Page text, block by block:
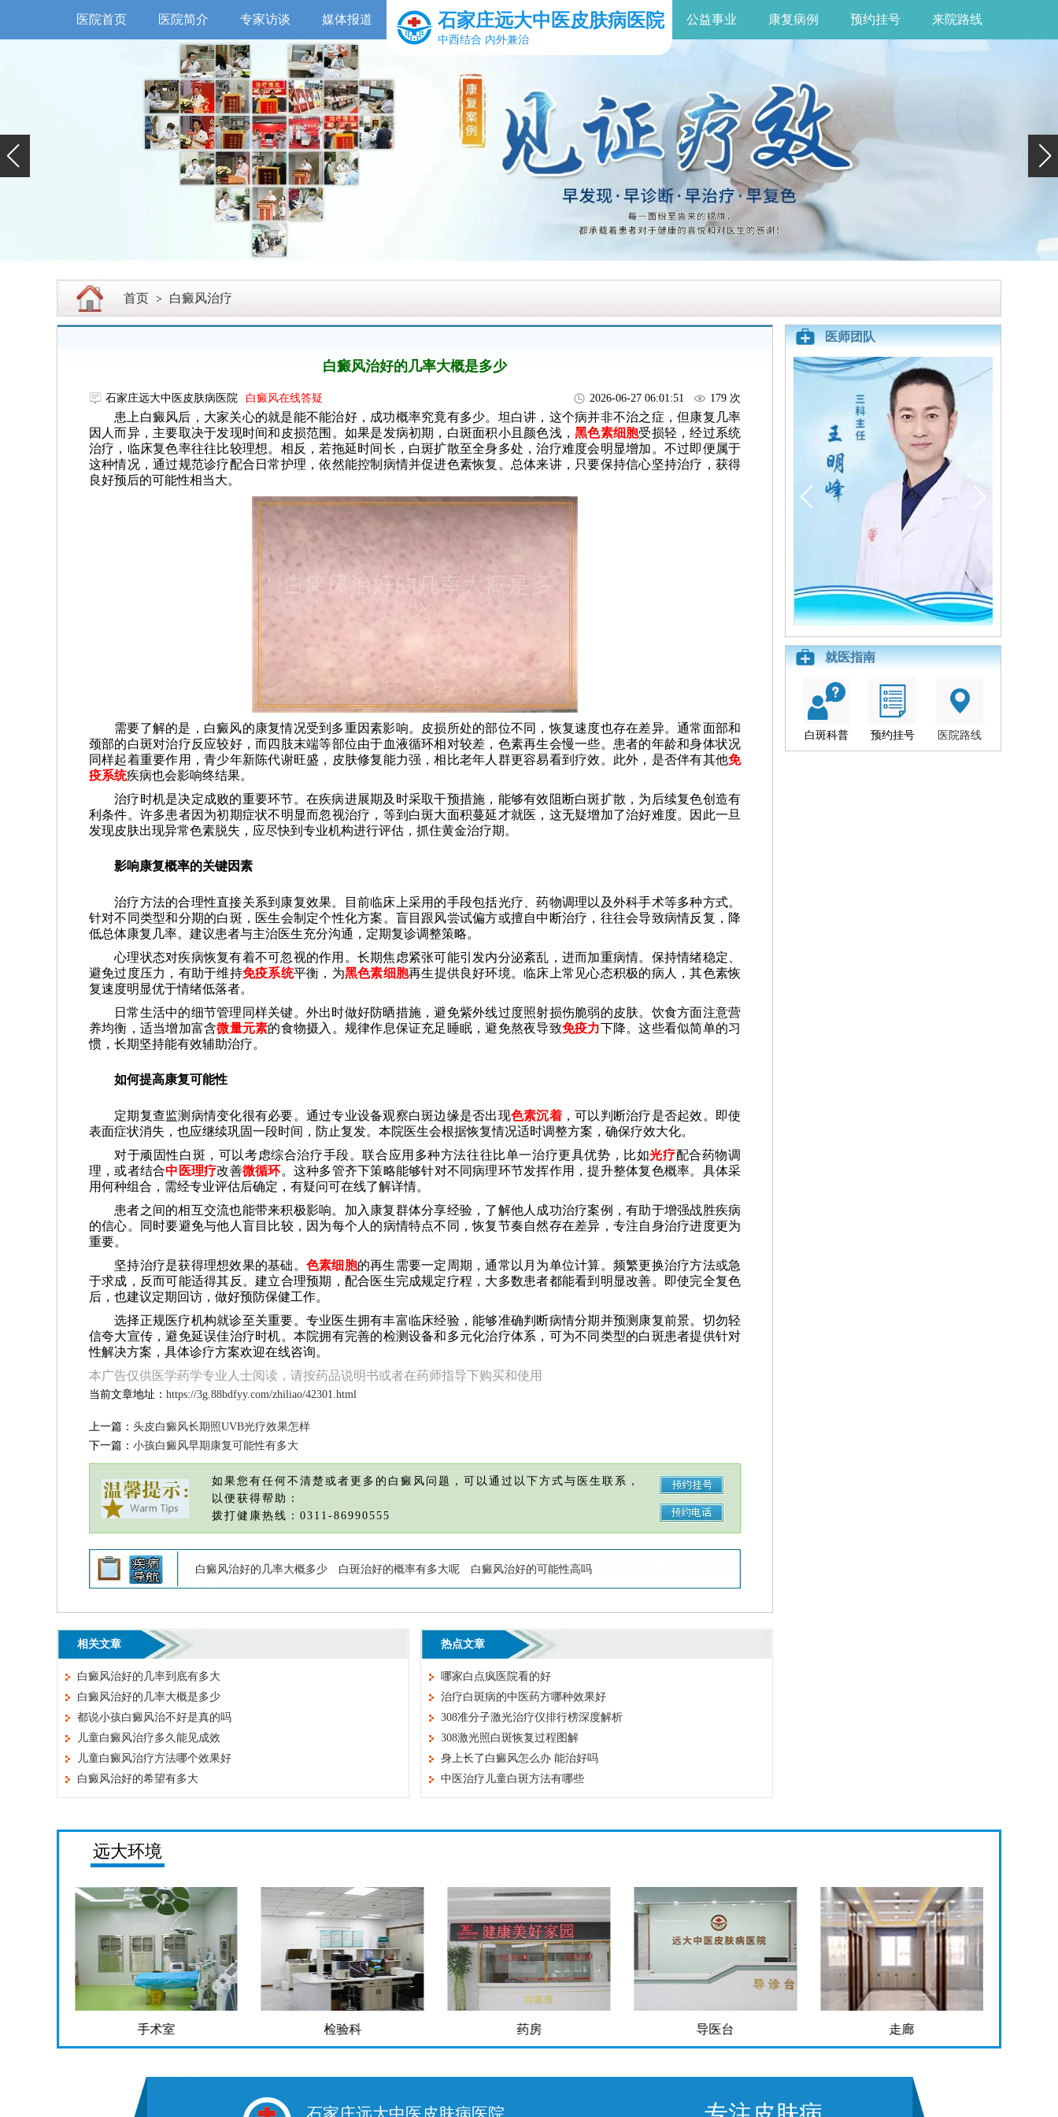
医院首页 医院简介 专家访谈 媒体报道 石家庄远大中医皮肤病医院
中西结合 内外兼治
公益事业 康复病例 预约挂号 来院路线
首页 > 白癜风治疗
白癜风治好的几率大概是多少
石家庄远大中医皮肤病医院 白癜风在线答疑 2026-06-27 06:01:51 179 次
患上白癜风后，大家关心的就是能不能治好，成功概率究竟有多少。坦白讲，这个病并非不治之症，但康复几率
因人而异，主要取决于发现时间和皮损范围。如果是发病初期，白斑面积小且颜色浅，黑色素细胞受损轻，经过系统
治疗，临床复色率往往比较理想。相反，若拖延时间长，白斑扩散至全身多处，治疗难度会明显增加。不过即便属于
这种情况，通过规范诊疗配合日常护理，依然能控制病情并促进色素恢复。总体来讲，只要保持信心坚持治疗，获得
良好预后的可能性相当大。
需要了解的是，白癜风的康复情况受到多重因素影响。皮损所处的部位不同，恢复速度也存在差异。通常面部和
颈部的白斑对治疗反应较好，而四肢末端等部位由于血液循环相对较差，色素再生会慢一些。患者的年龄和身体状况
同样起着重要作用，青少年新陈代谢旺盛，皮肤修复能力强，相比老年人群更容易看到疗效。此外，是否伴有其他免
疫系统疾病也会影响终结果。
治疗时机是决定成败的重要环节。在疾病进展期及时采取干预措施，能够有效阻断白斑扩散，为后续复色创造有
利条件。许多患者因为初期症状不明显而忽视治疗，等到白斑大面积蔓延才就医，这无疑增加了治好难度。因此一旦
发现皮肤出现异常色素脱失，应尽快到专业机构进行评估，抓住黄金治疗期。
影响康复概率的关键因素
治疗方法的合理性直接关系到康复效果。目前临床上采用的手段包括光疗、药物调理以及外科手术等多种方式。
针对不同类型和分期的白斑，医生会制定个性化方案。盲目跟风尝试偏方或擅自中断治疗，往往会导致病情反复，降
低总体康复几率。建议患者与主治医生充分沟通，定期复诊调整策略。
心理状态对疾病恢复有着不可忽视的作用。长期焦虑紧张可能引发内分泌紊乱，进而加重病情。保持情绪稳定、
避免过度压力，有助于维持免疫系统平衡，为黑色素细胞再生提供良好环境。临床上常见心态积极的病人，其色素恢
复速度明显优于情绪低落者。
日常生活中的细节管理同样关键。外出时做好防晒措施，避免紫外线过度照射损伤脆弱的皮肤。饮食方面注意营
养均衡，适当增加富含微量元素的食物摄入。规律作息保证充足睡眠，避免熬夜导致免疫力下降。这些看似简单的习
惯，长期坚持能有效辅助治疗。
如何提高康复可能性
定期复查监测病情变化很有必要。通过专业设备观察白斑边缘是否出现色素沉着，可以判断治疗是否起效。即使
表面症状消失，也应继续巩固一段时间，防止复发。本院医生会根据恢复情况适时调整方案，确保疗效大化。
对于顽固性白斑，可以考虑综合治疗手段。联合应用多种方法往往比单一治疗更具优势，比如光疗配合药物调
理，或者结合中医理疗改善微循环。这种多管齐下策略能够针对不同病理环节发挥作用，提升整体复色概率。具体采
用何种组合，需经专业评估后确定，有疑问可在线了解详情。
患者之间的相互交流也能带来积极影响。加入康复群体分享经验，了解他人成功治疗案例，有助于增强战胜疾病
的信心。同时要避免与他人盲目比较，因为每个人的病情特点不同，恢复节奏自然存在差异，专注自身治疗进度更为
重要。
坚持治疗是获得理想效果的基础。 色素细胞的再生需要一定周期，通常以月为单位计算。频繁更换治疗方法或急
于求成，反而可能适得其反。建立合理预期，配合医生完成规定疗程，大多数患者都能看到明显改善。即使完全复色
后，也建议定期回访，做好预防保健工作。
选择正规医疗机构就诊至关重要。专业医生拥有丰富临床经验，能够准确判断病情分期并预测康复前景。切勿轻
信夸大宣传，避免延误佳治疗时机。本院拥有完善的检测设备和多元化治疗体系，可为不同类型的白斑患者提供针对
性解决方案，具体诊疗方案欢迎在线咨询。
本广告仅供医学药学专业人士阅读，请按药品说明书或者在药师指导下购买和使用
当前文章地址： https://3g.88bdfyy.com/zhiliao/42301.html
上一篇： 头皮白癜风长期照UVB光疗效果怎样
下一篇： 小孩白癜风早期康复可能性有多大
如果您有任何不清楚或者更多的白癜风问题，可以通过以下方式与医生联系，
以便获得帮助：
拨打健康热线：0311-86990555
白癜风治好的几率大概多少 白斑治好的概率有多大呢 白癜风治好的可能性高吗
相关文章
白癜风治好的几率到底有多大
白癜风治好的几率大概是多少
都说小孩白癜风治不好是真的吗
儿童白癜风治疗多久能见成效
儿童白癜风治疗方法哪个效果好
白癜风治好的希望有多大
热点文章
哪家白点疯医院看的好
治疗白斑病的中医药方哪种效果好
308准分子激光治疗仪排行榜深度解析
308激光照白斑恢复过程图解
身上长了白癜风怎么办 能治好吗
中医治疗儿童白斑方法有哪些
医师团队
就医指南
白斑科普 预约挂号 医院路线
远大环境
手术室 检验科 药房 导医台 走廊